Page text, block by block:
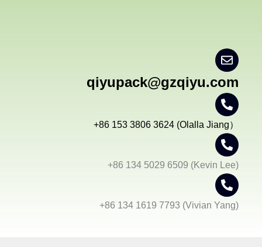
qiyupack@gzqiyu.com
+86 153 3806 3624 (Olalla Jiang）
+86 134 5029 6509 (Kevin Lee)
+86 134 1619 7793 (Vivian Yang)